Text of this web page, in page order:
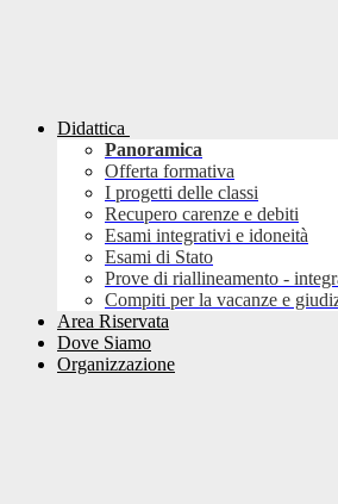
Didattica
Panoramica
Offerta formativa
I progetti delle classi
Recupero carenze e debiti
Esami integrativi e idoneità
Esami di Stato
Prove di riallineamento -
Compiti per la vacanze e
Area Riservata
Dove Siamo
Organizzazione